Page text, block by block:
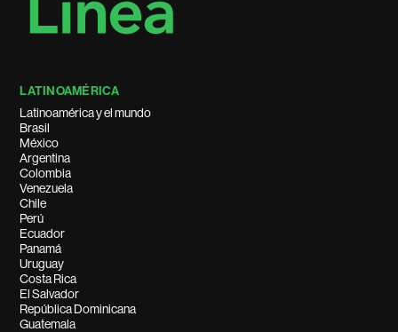
LATINOAMÉRICA
Latinoamérica y el mundo
Brasil
México
Argentina
Colombia
Venezuela
Chile
Perú
Ecuador
Panamá
Uruguay
Costa Rica
El Salvador
República Dominicana
Guatemala